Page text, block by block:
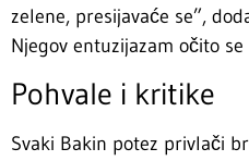
zelene, presijavaće se”,
Njegov entuzijazam očito
Pohvale i kritike
Svaki Bakin potez privlači